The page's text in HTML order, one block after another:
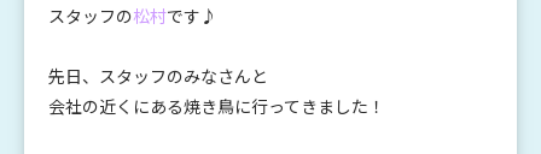
スタッフの松村です♪
先日、スタッフのみなさんと
会社の近くにある焼き鳥に行ってきました！